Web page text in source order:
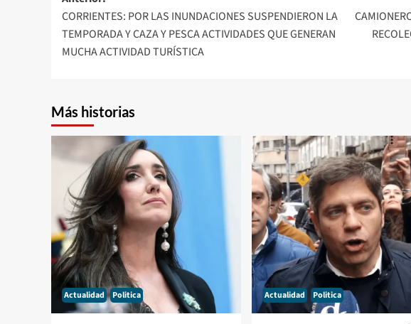
de
entradas
CORRIENTES: POR LAS INUNDACIONES SUSPENDIERON LA
TEMPORADA Y CAZA Y PESCA ACTIVIDADES QUE GENERAN
MUCHA ACTIVIDAD TURÍSTICA
Más historias
Actualidad Politica Actualidad Politica